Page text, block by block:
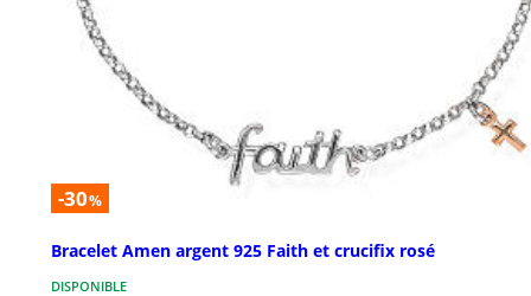
-30%
Bracelet Amen argent 925 Faith et crucifix rosé
DISPONIBLE